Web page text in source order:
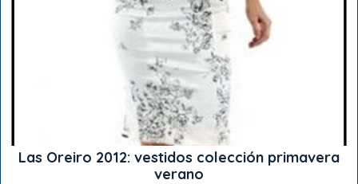
Las Oreiro 2012: vestidos colección primavera
verano